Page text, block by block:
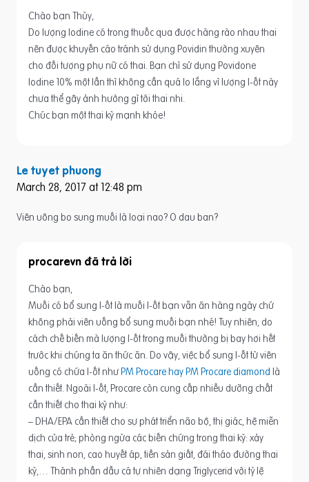
Chào bạn Thùy,
Do lượng Iodine có trong thuốc qua được hàng rào nhau thai
nên được khuyến cáo tránh sử dụng Povidin thường xuyên
cho đối tượng phụ nữ có thai. Bạn chỉ sử dụng Povidone
Iodine 10% một lần thì không cần quá lo lắng vì lượng I-ốt này
chưa thể gây ảnh hưởng gì tới thai nhi.
Chúc bạn một thai kỳ mạnh khỏe!
Le tuyet phuong
March 28, 2017 at 12:48 pm
Viên uông bo sung muối là loại nao? O dau ban?
procarevn
Chào bạn,
Muối có bổ sung I-ốt là muối I-ốt bạn vẫn ăn hàng ngày chứ
không phải viên uống bổ sung muối bạn nhé! Tuy nhiên, do
cách chế biến mà lượng I-ốt trong muối thường bị bay hơi hết
trước khi chúng ta ăn thức ăn. Do vậy, việc bổ sung I-ốt từ viên
uống có chứa I-ốt nhưPM Procare hay PM Procare diamond là
cần thiết. Ngoài I-ốt, Procare còn cung cấp nhiều dưỡng chất
cần thiết cho thai kỳ như:
– DHA/EPA cần thiết cho sự phát triển não bộ, thị giác, hệ miễn
dịch của trẻ; phòng ngừa các biến chứng trong thai kỳ: xảy
thai, sinh non, cao huyết áp, tiền sản giất, đái tháo đường thai
kỳ,… Thành phần dầu cá tự nhiên dạng Triglycerid với tỷ lệ